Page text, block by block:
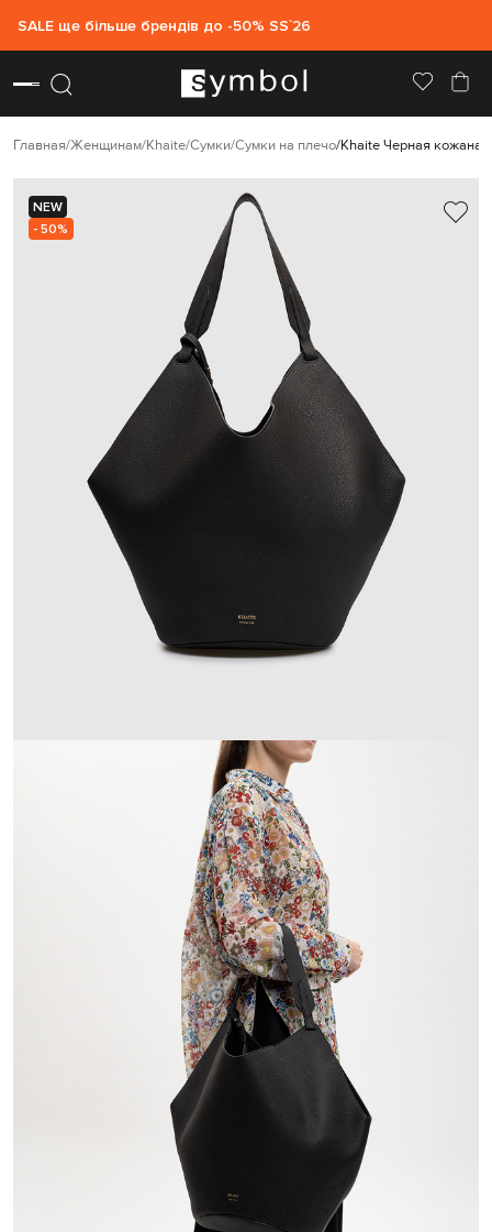
SALE ще більше брендів до -50% SS`26
Главная Женщинам Khaite Сумки Сумки на плечо Khaite Черная
NEW
- 50%